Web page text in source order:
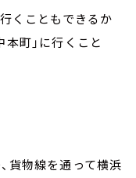
くこともできるか
本町」に行くこと
貨物線を通って横浜